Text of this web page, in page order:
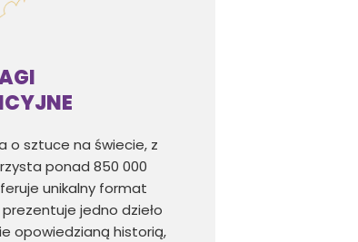
o sztuce na świecie, z
ponad 850 000
unikalny format
jedno dzieło
opowiedzianą historią,